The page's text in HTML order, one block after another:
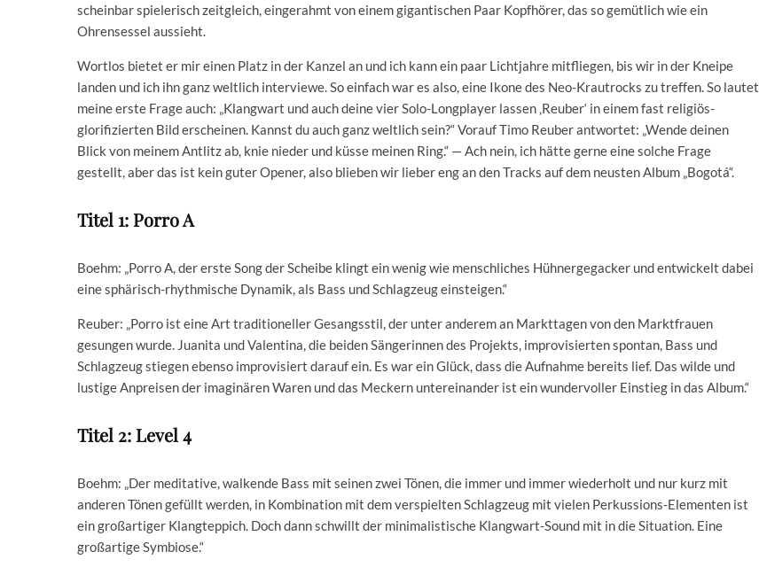
scheinbar spielerisch zeitgleich, eingerahmt von einem gigantischen Paar Kopfhörer, das so gemütlich wie ein
Ohrensessel aussieht.
Wortlos bietet er mir einen Platz in der Kanzel an und ich kann ein paar Lichtjahre mitfliegen, bis wir in der Kneipe
landen und ich ihn ganz weltlich interviewe. So einfach war es also, eine Ikone des Neo-Krautrocks zu treffen. So lautet
meine erste Frage auch: „Klangwart und auch deine vier Solo-Longplayer lassen ‚Reuber‘ in einem fast religiös-
glorifizierten Bild erscheinen. Kannst du auch ganz weltlich sein?“ Vorauf Timo Reuber antwortet: „Wende deinen
Blick von meinem Antlitz ab, knie nieder und küsse meinen Ring.“ — Ach nein, ich hätte gerne eine solche Frage
gestellt, aber das ist kein guter Opener, also blieben wir lieber eng an den Tracks auf dem neusten Album „Bogotá“.
Titel 1: Porro A
Boehm: „Porro A, der erste Song der Scheibe klingt ein wenig wie menschliches Hühnergegacker und entwickelt dabei
eine sphärisch-rhythmische Dynamik, als Bass und Schlagzeug einsteigen.“
Reuber: „Porro ist eine Art traditioneller Gesangsstil, der unter anderem an Markttagen von den Marktfrauen
gesungen wurde. Juanita und Valentina, die beiden Sängerinnen des Projekts, improvisierten spontan, Bass und
Schlagzeug stiegen ebenso improvisiert darauf ein. Es war ein Glück, dass die Aufnahme bereits lief. Das wilde und
lustige Anpreisen der imaginären Waren und das Meckern untereinander ist ein wundervoller Einstieg in das Album.“
Titel 2: Level 4
Boehm: „Der meditative, walkende Bass mit seinen zwei Tönen, die immer und immer wiederholt und nur kurz mit
anderen Tönen gefüllt werden, in Kombination mit dem verspielten Schlagzeug mit vielen Perkussions-Elementen ist
ein großartiger Klangteppich. Doch dann schwillt der minimalistische Klangwart-Sound mit in die Situation. Eine
großartige Symbiose.“